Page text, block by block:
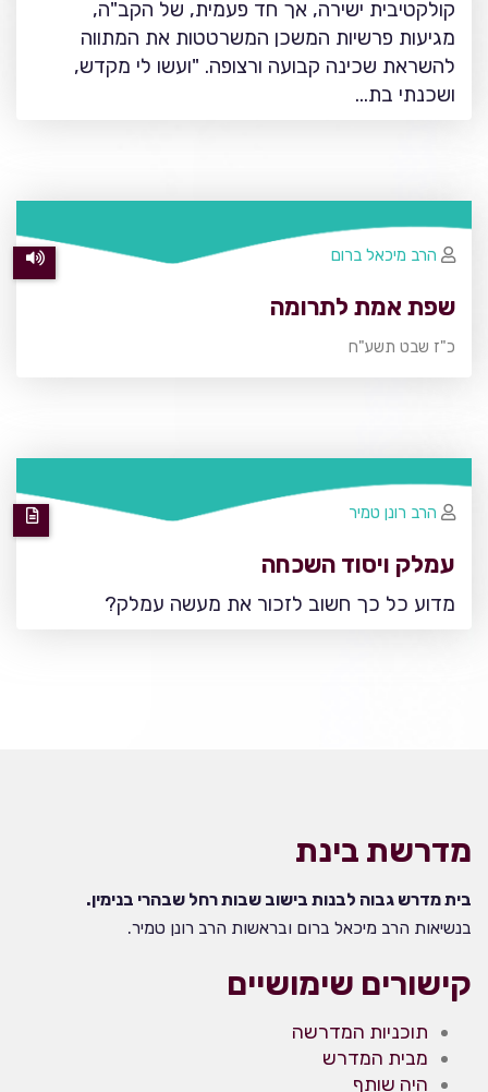
קולקטיבית ישירה, אך חד פעמית, של הקב"ה,
מגיעות פרשיות המשכן המשרטטות את המתווה
להשראת שכינה קבועה ורצופה. "ועשו לי מקדש,
ושכנתי בת…
שפת אמת לתרומה
כ"ז שבט תשע"ח
הרב מיכאל ברום
עמלק ויסוד השכחה
מדוע כל כך חשוב לזכור את מעשה עמלק?
הרב רונן טמיר
מדרשת בינת
בית מדרש גבוה לבנות בישוב שבות רחל שבהרי בנימין.
בנשיאות הרב מיכאל ברום ובראשות הרב רונן טמיר.
קישורים שימושיים
תוכניות המדרשה
מבית המדרש
היה שותף